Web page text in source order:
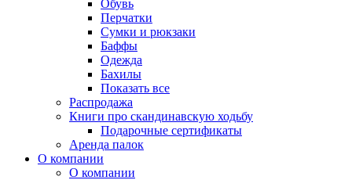
Обувь
Перчатки
Сумки и рюкзаки
Баффы
Одежда
Бахилы
Показать все
Распродажа
Книги про скандинавскую ходьбу
Подарочные сертификаты
Аренда палок
О компании
О компании